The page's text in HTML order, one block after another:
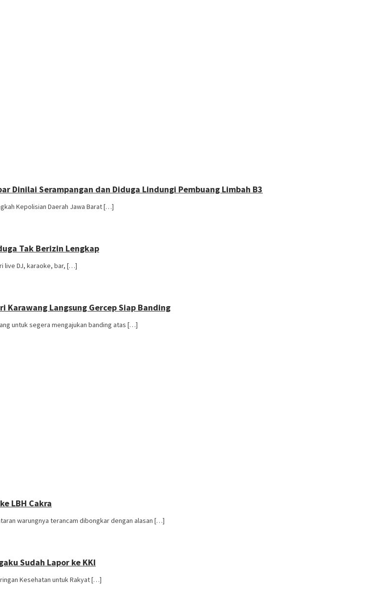
Dinilai Serampangan dan Diduga Lindungi Pembuang Limbah B3
Kepolisian Daerah Jawa Barat […]
Tak Berizin Lengkap
live DJ, karaoke, bar, […]
Karawang Langsung Gercep Siap Banding
untuk segera mengajukan banding atas […]
LBH Cakra
warungnya terancam dibongkar dengan alasan […]
Sudah Lapor ke KKI
Kesehatan untuk Rakyat […]